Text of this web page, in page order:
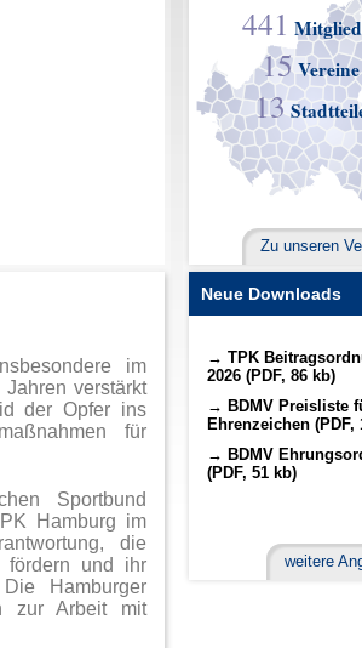
im
verstärkt
der Opfer ins
für
Sportbund
Hamburg im
die
fördern und ihr
Hamburger
zur Arbeit mit
441
15Vereine
13
Zu unseren
Neue Downloads
TPK
2026 (PDF, 86 kb)
BDMV Preisliste
Ehrenzeichen (PDF,
BDMV
(PDF, 51 kb)
weitere